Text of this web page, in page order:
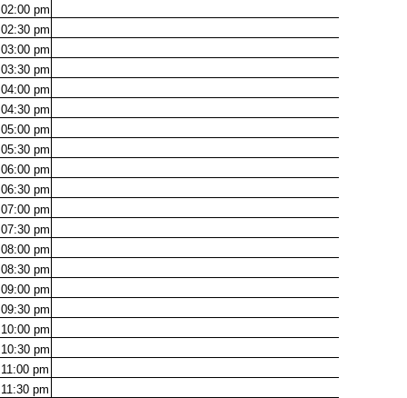
02:00 pm
02:30 pm
03:00 pm
03:30 pm
04:00 pm
04:30 pm
05:00 pm
05:30 pm
06:00 pm
06:30 pm
07:00 pm
07:30 pm
08:00 pm
08:30 pm
09:00 pm
09:30 pm
10:00 pm
10:30 pm
11:00 pm
11:30 pm